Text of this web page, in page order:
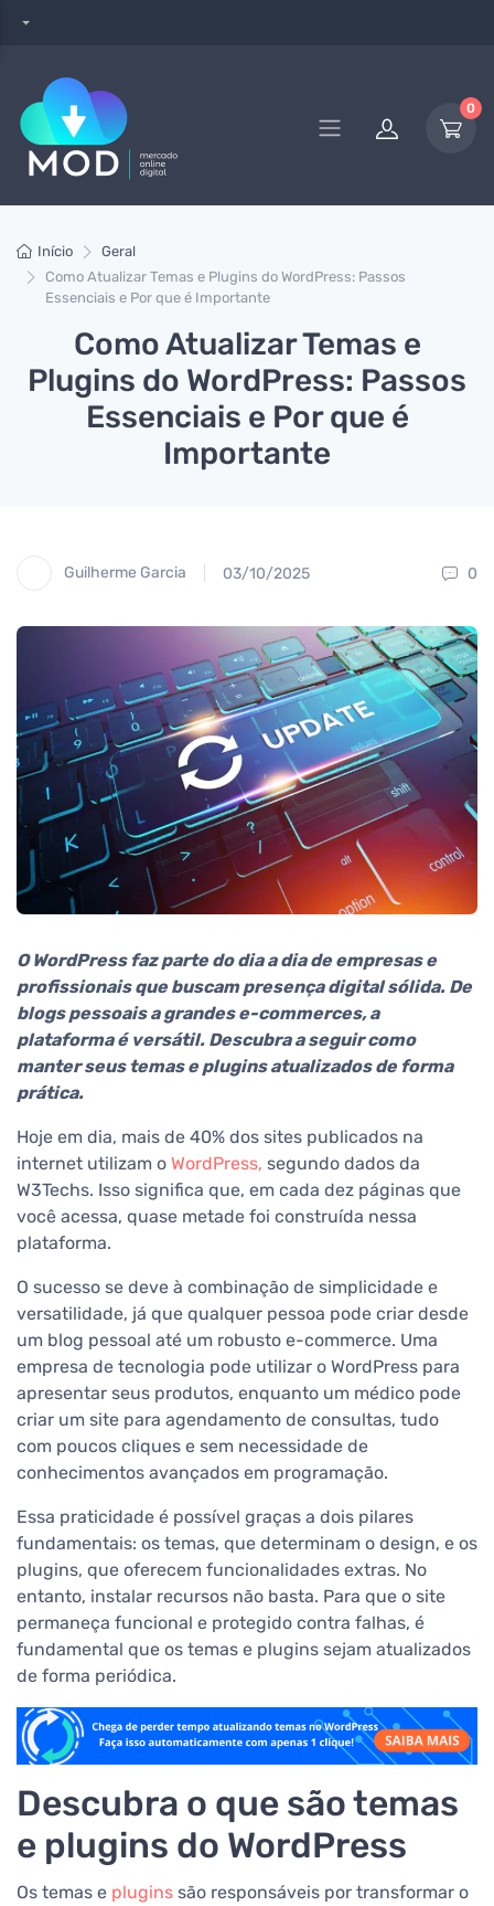
0
Início
Geral
Como Atualizar Temas e Plugins do WordPress: Passos
Essenciais e Por que é Importante
Como Atualizar Temas e
Plugins do WordPress: Passos
Essenciais e Por que é
Importante
Guilherme Garcia 03/10/2025 0
O WordPress faz parte do dia a dia de empresas e
profissionais que buscam presença digital sólida. De
blogs pessoais a grandes e-commerces, a
plataforma é versátil. Descubra a seguir como
manter seus temas e plugins atualizados de forma
prática.
Hoje em dia, mais de 40% dos sites publicados na
internet utilizam o WordPress, segundo dados da
W3Techs. Isso significa que, em cada dez páginas que
você acessa, quase metade foi construída nessa
plataforma.
O sucesso se deve à combinação de simplicidade e
versatilidade, já que qualquer pessoa pode criar desde
um blog pessoal até um robusto e-commerce. Uma
empresa de tecnologia pode utilizar o WordPress para
apresentar seus produtos, enquanto um médico pode
criar um site para agendamento de consultas, tudo
com poucos cliques e sem necessidade de
conhecimentos avançados em programação.
Essa praticidade é possível graças a dois pilares
fundamentais: os temas, que determinam o design, e os
plugins, que oferecem funcionalidades extras. No
entanto, instalar recursos não basta. Para que o site
permaneça funcional e protegido contra falhas, é
fundamental que os temas e plugins sejam atualizados
de forma periódica.
Descubra o que são temas
e plugins do WordPress
Os temas e plugins são responsáveis por transformar o